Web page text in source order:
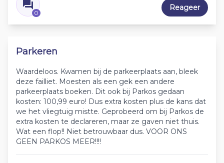
0
Reageer
Parkeren
Waardeloos. Kwamen bij de parkeerplaats aan, bleek
deze failliet. Moesten als een gek een andere
parkeerplaats boeken. Dit ook bij Parkos gedaan
kosten: 100,99 euro! Dus extra kosten plus de kans dat
we het vliegtuig mistte. Geprobeerd om bij Parkos de
extra kosten te declareren, maar ze gaven niet thuis.
Wat een flop!! Niet betrouwbaar dus. VOOR ONS
GEEN PARKOS MEER!!!!